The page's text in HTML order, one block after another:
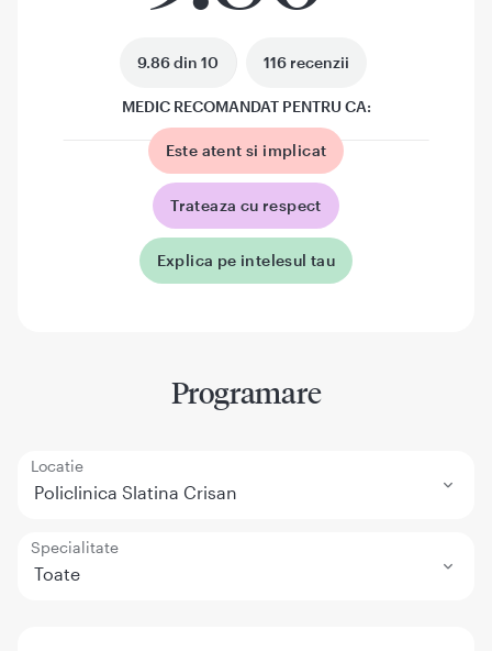
9.86 din 10 116 recenzii
MEDIC RECOMANDAT PENTRU CA:
Este atent si implicat
Trateaza cu respect
Explica pe intelesul tau
Programare
Locatie
Policlinica Slatina Crisan
Specialitate
Toate